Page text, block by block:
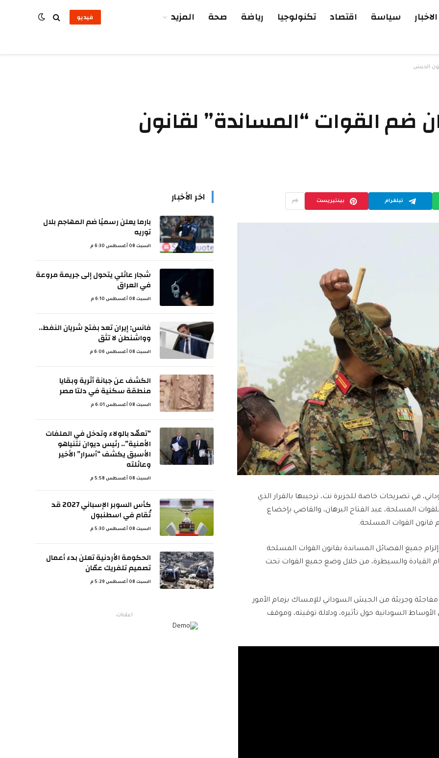
سياسة اقتصاد تكنولوجيا رياضة صحة المزيد فيديو
الجيش
ضم القوات “المساندة” لقانون
تيلقرام بينتيريست
في تصريحات خاصة للجزيرة نت، ترحيبها بالقرار الذي
المسلحة، عبد الفتاح البرهان، والقاضي بإخضاع
قانون القوات المسلحة.
إلزام جميع الفصائل المساندة بقانون القوات المسلحة
وإحكام القيادة والسيطرة، من خلال وضع جميع القوات تحت
وجريئة من الجيش السوداني للإمساك بزمام الأمور
السودانية حول تأثيره، ودلالة توقيته، وموقف
اخر الأخبار
بارما يعلن رسميًا ضم المهاجم بلال
توريه
السبت 08 أغسطس 6:30 م
شجار عائلي يتحول إلى جريمة مروعة
في العراق
السبت 08 أغسطس 6:10 م
فانس: إيران تعد بفتح شريان النفط..
وواشنطن لا تثق
السبت 08 أغسطس 6:06 م
الكشف عن جبانة أثرية وبقايا
منطقة سكنية في دلتا مصر
السبت 08 أغسطس 6:01 م
“تعهّد بالولاء وتدخل في الملفات
الأمنية”.. رئيس ديوان نتنياهو
الأسبق يكشف “أسرار” الأخير
وعائلته
السبت 08 أغسطس 5:58 م
كأس السوبر الإسباني 2027 قد
تُقام في اسطنبول
السبت 08 أغسطس 5:30 م
الحكومة الأردنية تعلن بدء أعمال
تصميم تلفريك عمّان
السبت 08 أغسطس 5:29 م
اعلانات